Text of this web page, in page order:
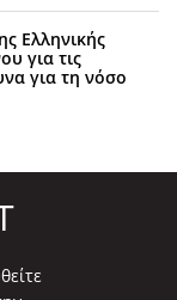
Ελληνικής
για τις
για τη νόσο